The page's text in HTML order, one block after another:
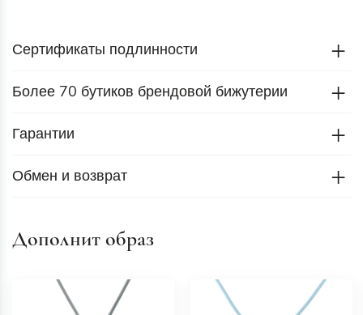
Сертификаты подлинности
Более 70 бутиков брендовой бижутерии
Гарантии
Обмен и возврат
Дополнит образ